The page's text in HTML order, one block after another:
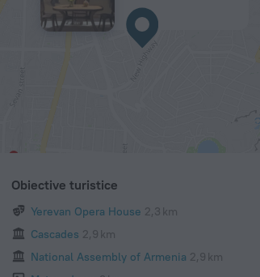
Obiective turistice
Yerevan Opera House 2,3 km
Cascades 2,9 km
National Assembly of Armenia 2,9 km